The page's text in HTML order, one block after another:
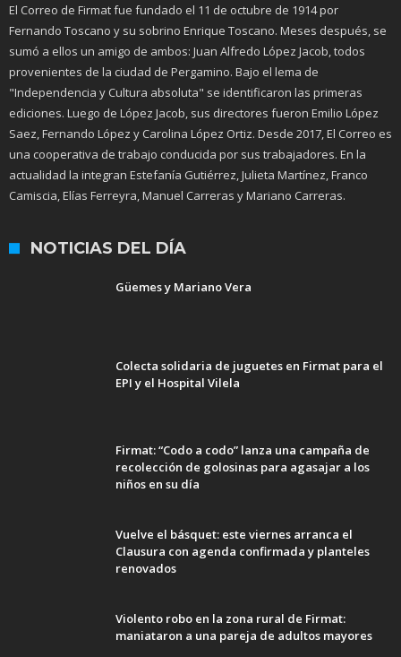
El Correo de Firmat fue fundado el 11 de octubre de 1914 por
Fernando Toscano y su sobrino Enrique Toscano. Meses después, se
sumó a ellos un amigo de ambos: Juan Alfredo López Jacob, todos
provenientes de la ciudad de Pergamino. Bajo el lema de
"Independencia y Cultura absoluta" se identificaron las primeras
ediciones. Luego de López Jacob, sus directores fueron Emilio López
Saez, Fernando López y Carolina López Ortiz. Desde 2017, El Correo es
una cooperativa de trabajo conducida por sus trabajadores. En la
actualidad la integran Estefanía Gutiérrez, Julieta Martínez, Franco
Camiscia, Elías Ferreyra, Manuel Carreras y Mariano Carreras.
NOTICIAS DEL DÍA
Güemes y Mariano Vera
Colecta solidaria de juguetes en Firmat para el
EPI y el Hospital Vilela
Firmat: “Codo a codo” lanza una campaña de
recolección de golosinas para agasajar a los
niños en su día
Vuelve el básquet: este viernes arranca el
Clausura con agenda confirmada y planteles
renovados
Violento robo en la zona rural de Firmat:
maniataron a una pareja de adultos mayores